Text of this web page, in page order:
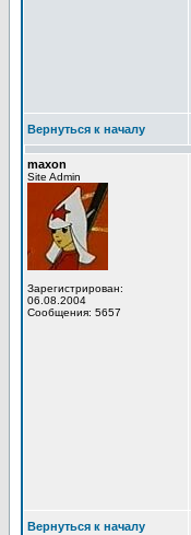
Вернуться к началу
maxon
Site Admin
Зарегистрирован:
06.08.2004
Сообщения: 5657
Вернуться к началу